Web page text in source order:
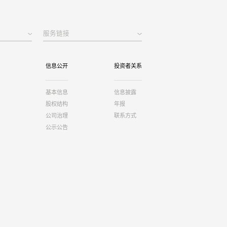
服务链接
信息公开
基本信息
股权结构
公司治理
公示公告
投资者关系
信息披露
年报
联系方式